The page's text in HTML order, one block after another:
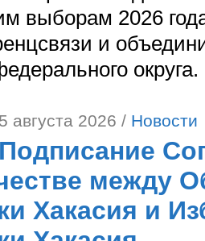
выборам 2026
и
округа.
5 августа 2026 / Новости
Подписание
между
Хакасия и